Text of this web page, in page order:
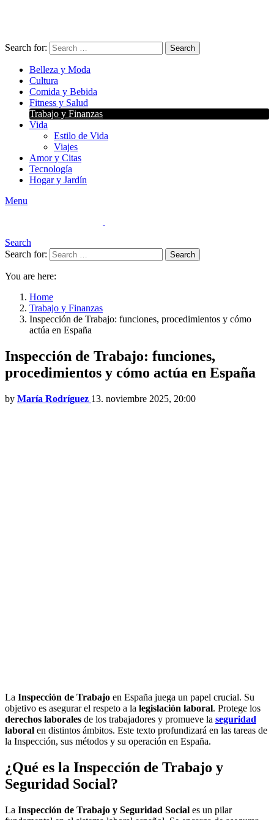
Search for: Search
Belleza y Moda
Cultura
Comida y Bebida
Fitness y Salud
Trabajo y Finanzas
Vida
Estilo de Vida
Viajes
Amor y Citas
Tecnología
Hogar y Jardín
Menu
Search
Search for:
Search
You are here:
Home
Trabajo y Finanzas
Inspección de Trabajo: funciones, procedimientos y cómo
actúa en España
Inspección de Trabajo: funciones,
procedimientos y cómo actúa en España
by María Rodríguez 13. noviembre 2025, 20:00
La Inspección de Trabajo en España juega un papel crucial. Su
objetivo es asegurar el respeto a la legislación laboral. Protege los
derechos laborales de los trabajadores y promueve la seguridad
laboral en distintos ámbitos. Este texto profundizará en las tareas de
la Inspección, sus métodos y su operación en España.
¿Qué es la Inspección de Trabajo y
Seguridad Social?
La Inspección de Trabajo y Seguridad Social es un pilar